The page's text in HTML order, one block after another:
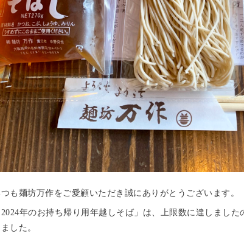
も麺坊万作をご愛顧いただき誠にありがとうございます。
2024年のお持ち帰り用年越しそば」は、上限数に達しまし
した。